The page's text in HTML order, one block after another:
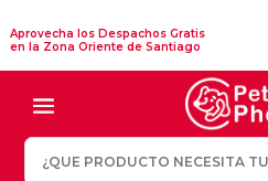
Aprovecha los Despachos Gratis
en la Zona Oriente de Santiago